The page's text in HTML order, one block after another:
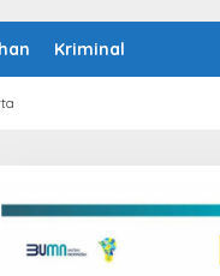
Kriminal